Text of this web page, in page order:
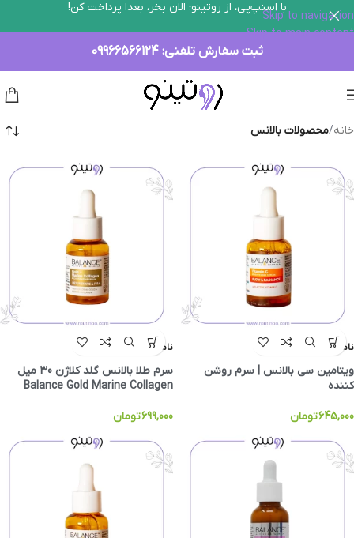
Skip to navigation
Skip to main content
با اسنپ‌پی، از روتینو؛ الان بخر، بعدا پرداخت کن!
ثبت سفارش تلفنی: 09966566124
خانه/محصولات بالانس
ناموجود
ویتامین سی بالانس | سرم روشن
کننده
645,000تومان
ناموجود
سرم طلا بالانس گلد کلاژن 30 میل
Balance Gold Marine Collagen
699,000تومان